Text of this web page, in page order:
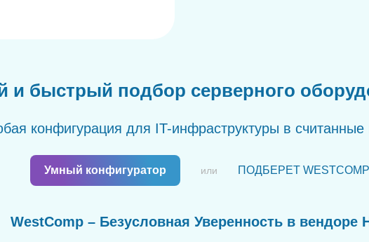
и быстрый подбор серверного
конфигурация для IT-инфраструктуры в считанные
Умный конфигуратор или ПОДБЕРЕТ WESTCOMP
WestComp – Безусловная Уверенность в вендоре